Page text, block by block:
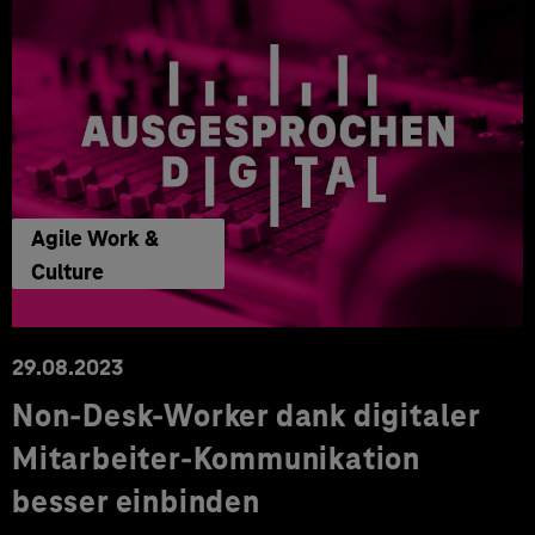
Agile Work &
Culture
29.08.2023
Non-Desk-Worker dank digitaler
Mitarbeiter-Kommunikation
besser einbinden